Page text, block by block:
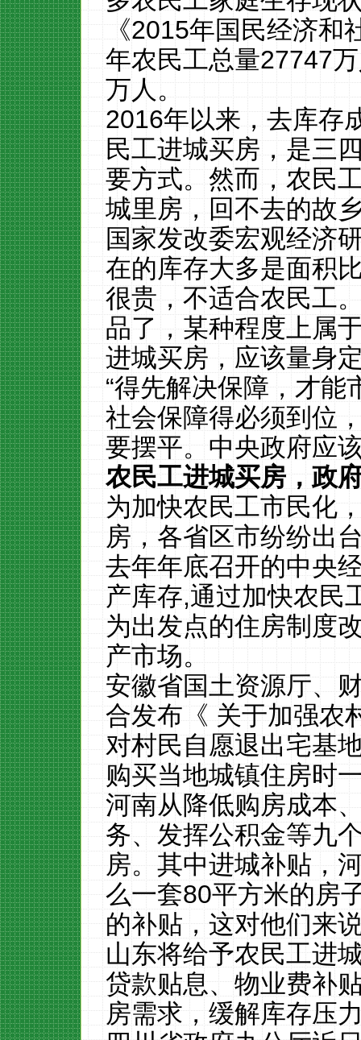
《2015年国民经济和
年农民工总量27747
万人。
2016年以来，去库存
民工进城买房，是三
要方式。然而，农民
城里房，回不去的故
国家发改委宏观经济
在的库存大多是面积
很贵，不适合农民工
品了，某种程度上属
进城买房，应该量身
“得先解决保障，才能
社会保障得必须到位
要摆平。中央政府应
农民工进城买房，政
为加快农民工市民化
房，各省区市纷纷出
去年年底召开的中央
产库存,通过加快农民
为出发点的住房制度
产市场。
安徽省国土资源厅、
合发布《 关于加强农
对村民自愿退出宅基
购买当地城镇住房时
河南从降低购房成本
务、发挥公积金等九
房。其中进城补贴，
么一套80平方米的房
的补贴，这对他们来
山东将给予农民工进
贷款贴息、物业费补
房需求，缓解库存压